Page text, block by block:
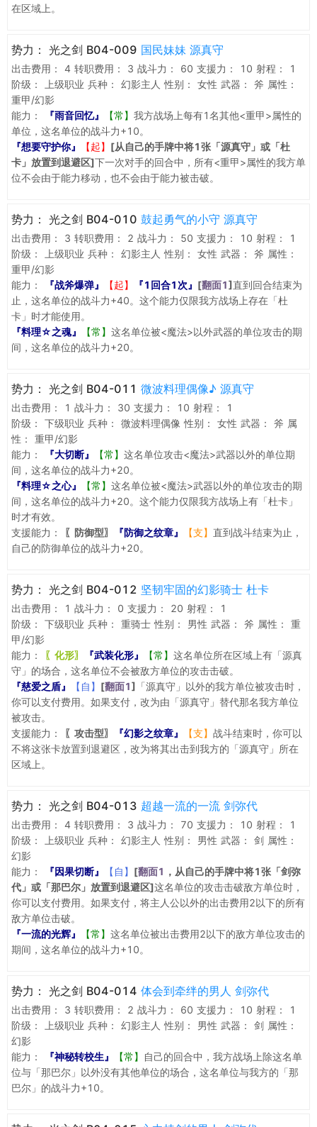
在区域上。
势力： 光之剑 B04-009 国民妹妹 源真守
出击费用： 4 转职费用： 3 战斗力： 60 支援力： 10 射程：
1
阶级：
上级职业 兵种： 幻影主人 性别： 女性 武器： 斧 属性：
重甲/幻影
能力：
『雨音回忆』 【常】 我方战场上每有1名其他<重甲>属性的
单位，这名单位的战斗力+10。
『想要守护你』
【起】 [从自己的手牌中将1张「源真守」或「杜
卡」放置到退避区]下一次对手的回合中，所有<重甲>属性的我方单
位不会由于能力移动，也不会由于能力被击破。
势力： 光之剑 B04-010 鼓起勇气的小守 源真守
出击费用： 3 转职费用： 2 战斗力： 50 支援力： 10 射程：
1
阶级：
上级职业 兵种： 幻影主人 性别： 女性 武器： 斧 属性：
重甲/幻影
能力：
『战斧爆弹』 【起】 『1回合1次』 [翻面1]直到回合结束为
止，这名单位的战斗力+40。这个能力仅限我方战场上存在「杜
卡」时才能使用。
『料理☆之魂』
【常】 这名单位被<魔法>以外武器的单位攻击的期
间，这名单位的战斗力+20。
势力： 光之剑 B04-011 微波料理偶像♪ 源真守
出击费用： 1 战斗力： 30 支援力： 10 射程：
1
阶级：
下级职业 兵种： 微波料理偶像 性别： 女性 武器： 斧 属
性：
重甲/幻影
能力：
『大切断』 【常】 这名单位攻击<魔法>武器以外的单位期
间，这名单位的战斗力+20。
『料理☆之心』
【常】 这名单位被<魔法>武器以外的单位攻击的期
间，这名单位的战斗力+20。这个能力仅限我方战场上有「杜卡」
时才有效。
支援能力：
〖防御型〗 『防御之纹章』 【支】 直到战斗结束为止，
自己的防御单位的战斗力+20。
势力： 光之剑 B04-012 坚韧牢固的幻影骑士 杜卡
出击费用： 1 战斗力： 0 支援力： 20 射程：
1
阶级：
下级职业 兵种： 重骑士 性别： 男性 武器： 斧 属性：
重
甲/幻影
能力：
〖化形〗 『武装化形』 【常】 这名单位所在区域上有「源真
守」的场合，这名单位不会被敌方单位的攻击击破。
『慈爱之盾』
【自】 [翻面1] 「源真守」以外的我方单位被攻击时，
你可以支付费用。如果支付，改为由「源真守」替代那名我方单位
被攻击。
支援能力：
〖攻击型〗 『幻影之纹章』 【支】 战斗结束时，你可以
不将这张卡放置到退避区，改为将其出击到我方的「源真守」所在
区域上。
势力： 光之剑 B04-013 超越一流的一流 剑弥代
出击费用： 4 转职费用： 3 战斗力： 70 支援力： 10 射程：
1
阶级：
上级职业 兵种： 幻影主人 性别： 男性 武器： 剑 属性：
幻影
能力：
『因果切断』 【自】 [翻面1 ，从自己的手牌中将1张「剑弥
代」或「那巴尔」放置到退避区]这名单位的攻击击破敌方单位时，
你可以支付费用。如果支付，将主人公以外的出击费用2以下的所有
敌方单位击破。
『一流的光辉』
【常】 这名单位被出击费用2以下的敌方单位攻击的
期间，这名单位的战斗力+10。
势力： 光之剑 B04-014 体会到牵绊的男人 剑弥代
出击费用： 3 转职费用： 2 战斗力： 60 支援力： 10 射程：
1
阶级：
上级职业 兵种： 幻影主人 性别： 男性 武器： 剑 属性：
幻影
能力：
『神秘转校生』 【常】
自己的回合中，我方战场上除这名单
位与「那巴尔」以外没有其他单位的场合，这名单位与我方的「那
巴尔」的战斗力+10。